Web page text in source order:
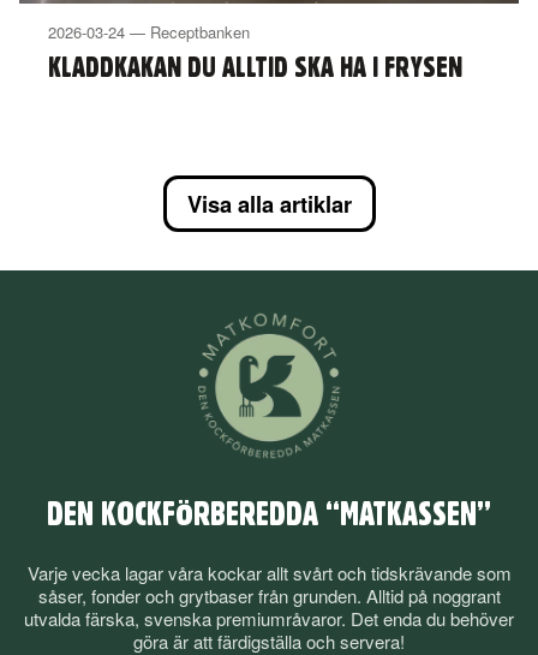
2026-03-24 — Receptbanken
KLADDKAKAN DU ALLTID SKA HA I FRYSEN
Visa alla artiklar
DEN KOCKFÖRBEREDDA “MATKASSEN”
Varje vecka lagar våra kockar allt svårt och tidskrävande som
såser, fonder och grytbaser från grunden. Alltid på noggrant
utvalda färska, svenska premiumråvaror. Det enda du behöver
göra är att färdigställa och servera!